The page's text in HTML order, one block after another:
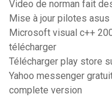
Video de norman fait
Mise à jour pilotes
Microsoft visual c++
télécharger
Télécharger play store
Yahoo messenger
complete version